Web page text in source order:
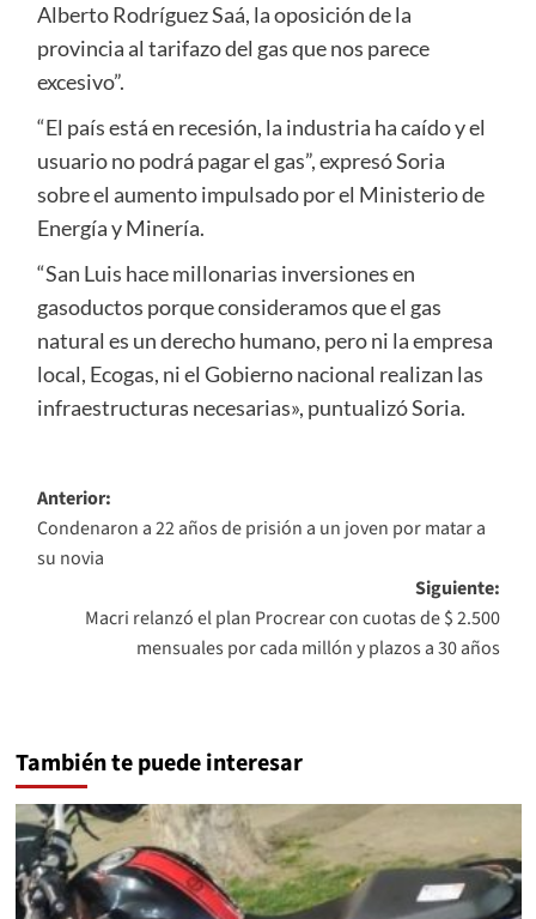
Alberto Rodríguez Saá, la oposición de la
provincia al tarifazo del gas que nos parece
excesivo”.
“El país está en recesión, la industria ha caído y el
usuario no podrá pagar el gas”, expresó Soria
sobre el aumento impulsado por el Ministerio de
Energía y Minería.
“San Luis hace millonarias inversiones en
gasoductos porque consideramos que el gas
natural es un derecho humano, pero ni la empresa
local, Ecogas, ni el Gobierno nacional realizan las
infraestructuras necesarias», puntualizó Soria.
Navegación
de
entradas
Anterior:
Condenaron a 22 años de prisión a un joven por matar a
su novia
Siguiente:
Macri relanzó el plan Procrear con cuotas de $ 2.500
mensuales por cada millón y plazos a 30 años
También te puede interesar